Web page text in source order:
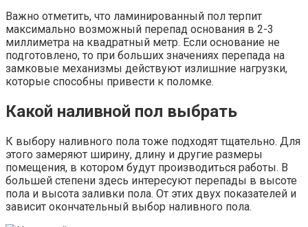
Важно отметить, что ламинированный пол терпит
максимально возможный перепад основания в 2-3
миллиметра на квадратный метр. Если основание не
подготовлено, то при больших значениях перепада на
замковые механизмы действуют излишние нагрузки,
которые способны привести к поломке.
Какой наливной пол выбрать
К выбору наливного пола тоже подходят тщательно. Для
этого замеряют ширину, длину и другие размеры
помещения, в котором будут производиться работы. В
большей степени здесь интересуют перепады в высоте
пола и высота заливки пола. От этих двух показателей и
зависит окончательный выбор наливного пола.